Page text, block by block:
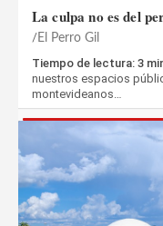
La culpa no es del
El Perro Gil
Tiempo de lectura: 3
nuestros espacios
montevideanos…